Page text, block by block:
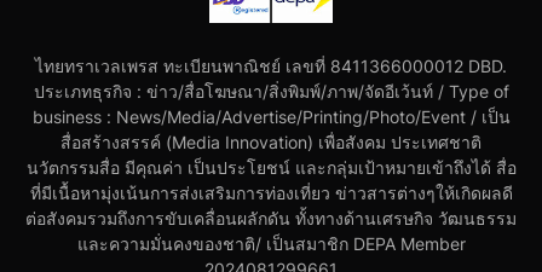
ไทยทราเวลเพรส ทะเบียนพาณิชย์ เลขที่ 8411366000012 DBD.
ประเภทธุรกิจ : ข่าว/สื่อโฆษณา/สิ่งพิมพ์/ภาพ/จัดอีเว้นท์ / Type of
business : News/Media/Advertise/Printing/Photo/Event / เป็น
สื่อสร้างสรรค์ (Media Innovation) เพื่อสังคม ประเทศชาติ
นวัตกรรมสื่อ มีคุณค่า เป็นประโยชน์ และกลุ่มเป้าหมายเข้าถึงได้ สื่อ
ที่มีเนื้อหามุ่งเน้นการส่งเสริมการท่องเที่ยว ข่าวสารต่างๆให้เกิดผลดี
ต่อสังคมรวมถึงการขับเคลื่อนผลักดัน ทั้งทางด้านเศรษกิจ วัฒนธรรม
และความมั่นคงของชาติ/ เป็นสมาชิก DEPA Member